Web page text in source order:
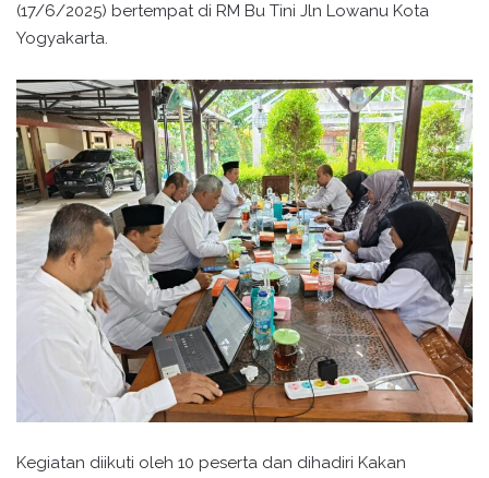
(17/6/2025) bertempat di RM Bu Tini Jln Lowanu Kota
Yogyakarta.
Kegiatan diikuti oleh 10 peserta dan dihadiri Kakan